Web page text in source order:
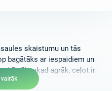
skaistumu un tās
bagātāks ar iespaidiem un
kā vēl nekad agrāk, ceļot ir
un tālas zemes šķiet jau ar
vairāk